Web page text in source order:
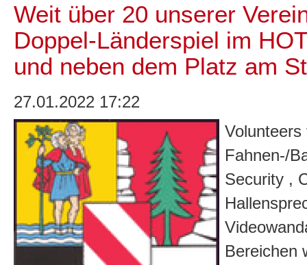
Weit über 20 unserer
Doppel-Länderspiel im
und neben dem Platz am
27.01.2022 17:22
Fahnen-/
Security ,
Bereichen